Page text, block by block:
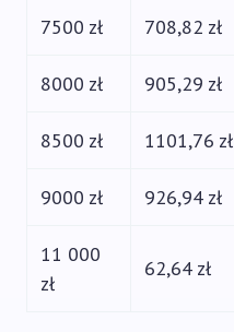
7500 zł 708,82 zł
8000 zł 905,29 zł
8500 zł 1101,76 zł
9000 zł 926,94 zł
11 000
zł
62,64 zł